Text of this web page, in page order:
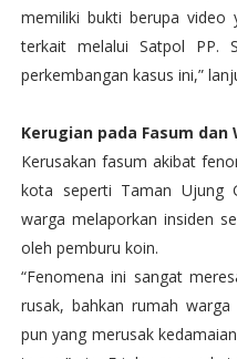
memiliki bukti berupa video
terkait melalui Satpol PP.
perkembangan kasus ini,”
Kerugian pada Fasum dan
Kerusakan fasum akibat
kota seperti Taman Ujung
warga melaporkan insiden
oleh pemburu koin.
“Fenomena ini sangat
rusak, bahkan rumah
pun yang merusak